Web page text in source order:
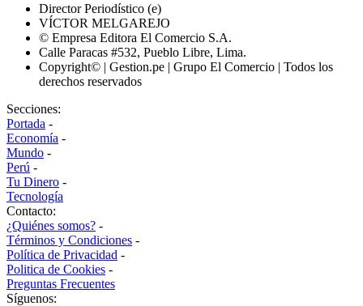
Director Periodístico (e)
VÍCTOR MELGAREJO
© Empresa Editora El Comercio S.A.
Calle Paracas #532, Pueblo Libre, Lima.
Copyright© | Gestion.pe | Grupo El Comercio | Todos los
derechos reservados
Secciones:
Portada -
Economía -
Mundo -
Perú -
Tu Dinero -
Tecnología
Contacto:
¿Quiénes somos? -
Términos y Condiciones -
Política de Privacidad -
Politica de Cookies -
Preguntas Frecuentes
Síguenos: